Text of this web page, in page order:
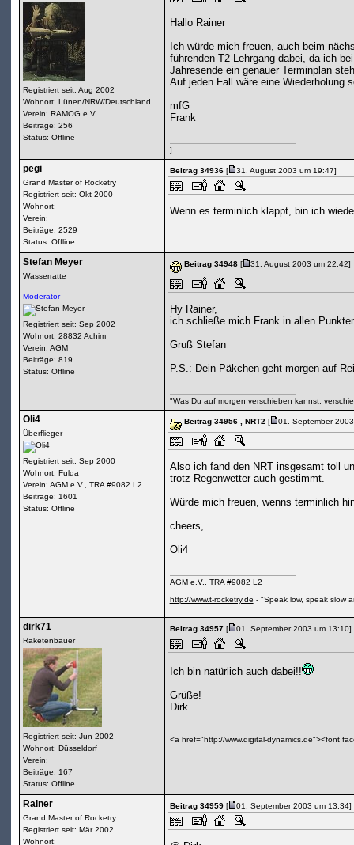
Registriert seit: Aug 2002
Wohnort: Lünen/NRW/Deutschland
Verein: RAMOG e.V.
Beiträge: 256
Status: Offline
Hallo Rainer
Ich würde mich freuen, auch beim
führenden T2-Lehrgang dabei, da ich
Jahresende ein genauer Terminplan
Auf jeden Fall wäre eine Wiederholung
mfG
Frank
]
pegi
Grand Master of Rocketry
Registriert seit: Okt 2000
Wohnort:
Verein:
Beiträge: 2529
Status: Offline
Beitrag 34936[ 31. August 2003 um 19:47]
Wenn es terminlich klappt, bin ich
Stefan Meyer
Wasserratte
Moderator
Registriert seit: Sep 2002
Wohnort: 28832 Achim
Verein: AGM
Beiträge: 819
Status: Offline
Beitrag 34948[ 31. August 2003 um 22:42]
Hy Rainer,
ich schließe mich Frank in allen
Gruß Stefan
P.S.: Dein Päkchen geht morgen auf
"Was Du auf morgen verschieben kannst,
Oli4
Überflieger
Registriert seit: Sep 2000
Wohnort: Fulda
Verein: AGM e.V., TRA #9082 L2
Beiträge: 1601
Status: Offline
Beitrag 34956 , NRT2[ 01. September
Also ich fand den NRT insgesamt toll
trotz Regenwetter auch gestimmt.
Würde mich freuen, wenns terminlich
cheers,
Oli4
AGM e.V., TRA #9082 L2
http://www.t-rocketry.de - "Speak low, speak slow
dirk71
Raketenbauer
Registriert seit: Jun 2002
Wohnort: Düsseldorf
Verein:
Beiträge: 167
Status: Offline
Beitrag 34957[ 01. September 2003 um 13:10]
Ich bin natürlich auch dabei!!
Grüße!
Dirk
<a href="http://www.digital-dynamics.de"><font
Rainer
Grand Master of Rocketry
Registriert seit: Mär 2002
Wohnort:
Beitrag 34959[ 01. September 2003 um 13:34]